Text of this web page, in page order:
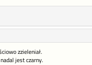
zzieleniał.
jest czarny.